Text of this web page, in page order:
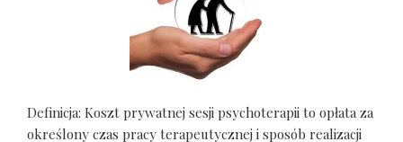
Definicja: Koszt prywatnej sesji psychoterapii to opłata za
określony czas pracy terapeutycznej i sposób realizacji